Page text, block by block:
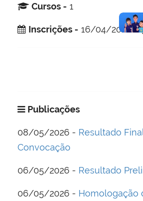
Cursos - 1
Inscrições - 16/04/2026 a
Publicações
08/05/2026 - Resultado
Convocação
06/05/2026 - Resultado
06/05/2026 - Homologação